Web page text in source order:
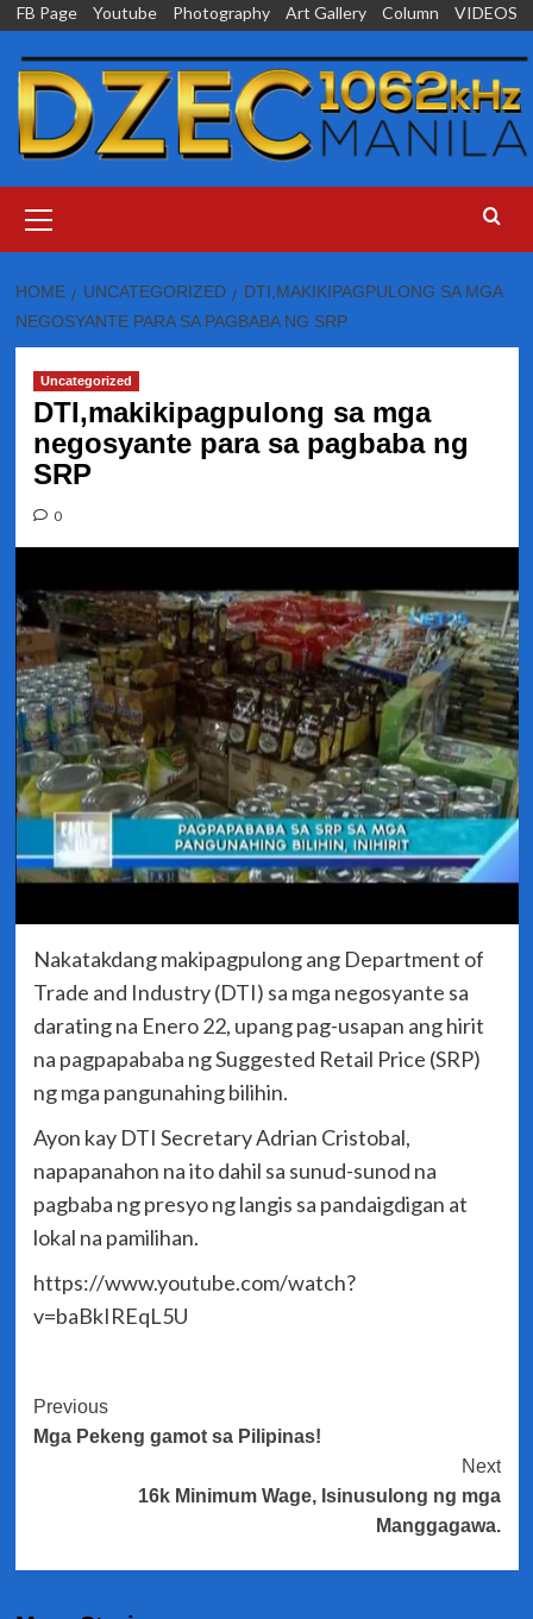
Skip
content
FB Page Youtube Photography Art Gallery Column VIDEOS
Menu
HOME UNCATEGORIZED
DTI,MAKIKIPAGPULONG SA MGA
NEGOSYANTE PARA SA PAGBABA NG SRP
Uncategorized
DTI,makikipagpulong sa mga
negosyante para sa pagbaba ng
SRP
0
Nakatakdang makipagpulong ang Department of
Trade and Industry (DTI) sa mga negosyante sa
darating na Enero 22, upang pag-usapan ang hirit
na pagpapababa ng Suggested Retail Price (SRP)
ng mga pangunahing bilihin.
Ayon kay DTI Secretary Adrian Cristobal,
napapanahon na ito dahil sa sunud-sunod na
pagbaba ng presyo ng langis sa pandaigdigan at
lokal na pamilihan.
https://www.youtube.com/watch?
v=baBkIREqL5U
Post
Navigation
Previous
Mga Pekeng gamot sa Pilipinas!
Next
16k Minimum Wage, Isinusulong ng mga
Manggagawa.